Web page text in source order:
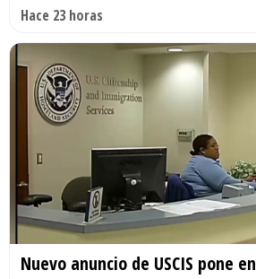
Hace 23 horas
Nuevo anuncio de USCIS pone